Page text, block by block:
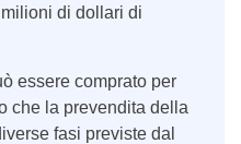
di dollari di
essere comprato per
che la prevendita della
fasi previste dal